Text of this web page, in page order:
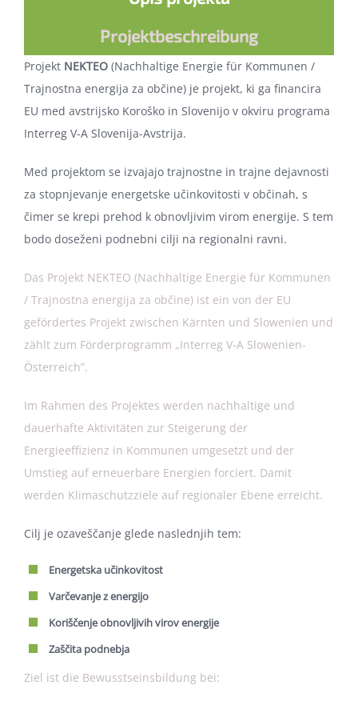
Projektbeschreibung
Projekt NEKTEO (Nachhaltige Energie für Kommunen /
Trajnostna energija za občine) je projekt, ki ga financira
EU med avstrijsko Koroško in Slovenijo v okviru programa
Interreg V-A Slovenija-Avstrija.
Med projektom se izvajajo trajnostne in trajne dejavnosti
za stopnjevanje energetske učinkovitosti v občinah, s
čimer se krepi prehod k obnovljivim virom energije. S tem
bodo doseženi podnebni cilji na regionalni ravni.
Das Projekt NEKTEO (Nachhaltige Energie für Kommunen
/ Trajnostna energija za občine) ist ein von der EU
gefördertes Projekt zwischen Kärnten und Slowenien und
zählt zum Förderprogramm „Interreg V-A Slowenien-
Österreich”.
Im Rahmen des Projektes werden nachhaltige und
dauerhafte Aktivitäten zur Steigerung der
Energieeffizienz in Kommunen umgesetzt und der
Umstieg auf erneuerbare Energien forciert. Damit
werden Klimaschutzziele auf regionaler Ebene erreicht.
Cilj je ozaveščanje glede naslednjih tem:
Energetska učinkovitost
Varčevanje z energijo
Koriščenje obnovljivih virov energije
Zaščita podnebja
Ziel ist die Bewusstseinsbildung bei: